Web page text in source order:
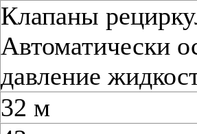
Клапаны
Автоматически
давление
32 м